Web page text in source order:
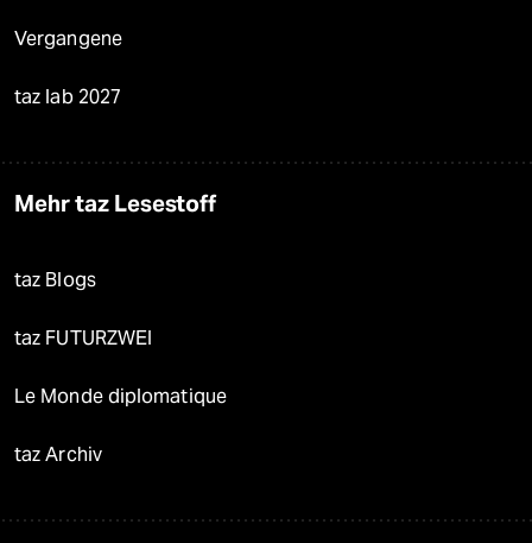
Vergangene
taz lab 2027
Mehr taz Lesestoff
taz Blogs
taz FUTURZWEI
Le Monde diplomatique
taz Archiv